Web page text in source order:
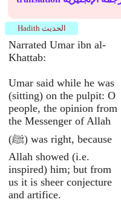
Hadith الحديث
Narrated Umar ibn al-
Khattab:
Umar said while he was
(sitting) on the pulpit: O
people, the opinion from
the Messenger of Allah
(ﷺ) was right, because
Allah showed (i.e.
inspired) him; but from
us it is sheer conjecture
and artifice.